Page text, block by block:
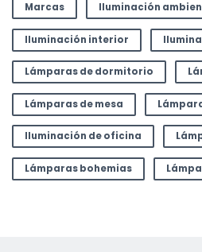
Marcas Iluminación
Iluminación interior
Lámparas de dormitorio
Lámparas de mesa
Iluminación de oficina
Lámparas bohemias